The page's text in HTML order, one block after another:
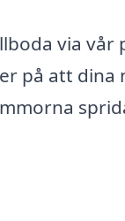
via vår
på att dina